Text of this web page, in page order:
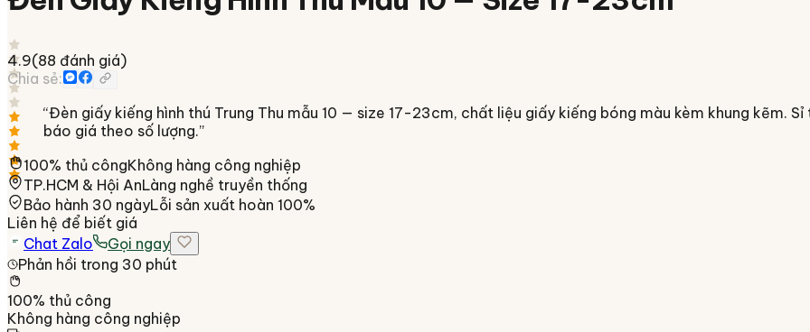
4.9(88 đánh giá)
Chia sẻ:
“Đèn giấy kiếng hình thú Trung Thu mẫu 10 — size 17-23cm, chất liệu giấy kiếng bóng màu kèm khung kẽm.
báo giá theo số lượng.”
100% thủ côngKhông hàng công nghiệp
TP.HCM & Hội AnLàng nghề truyền thống
Bảo hành 30 ngàyLỗi sản xuất hoàn 100%
Liên hệ để biết giá
Chat Zalo
Gọi ngay
Phản hồi trong 30 phút
100% thủ công
Không hàng công nghiệp